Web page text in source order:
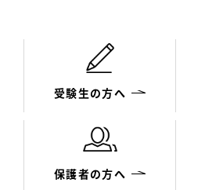
受験生の方へ
保護者の方へ